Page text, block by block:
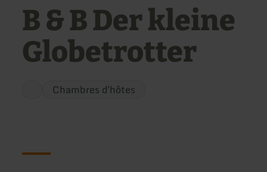
B & B Der kleine
Globetrotter
Chambres d'hôtes